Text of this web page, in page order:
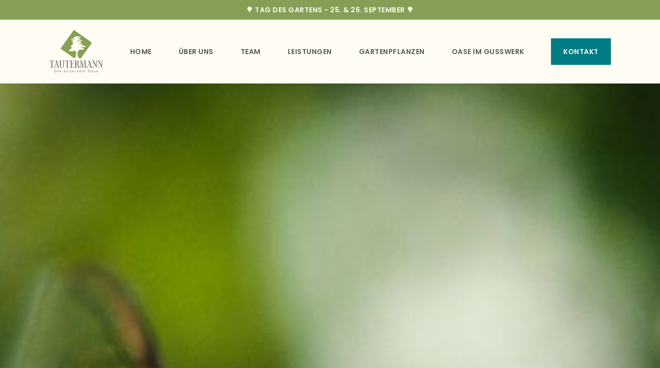
🌳 TAG DES GARTENS - 25. & 26. SEPTEMBER 🌳
HOME ÜBER UNS TEAM LEISTUNGEN GARTENPFLANZEN OASE IM GUSSWERK KONTAKT